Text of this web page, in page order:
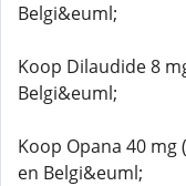
Belgi&euml;
Koop Dilaudide 8
Belgi&euml;
Koop Opana 40
en Belgi&euml;